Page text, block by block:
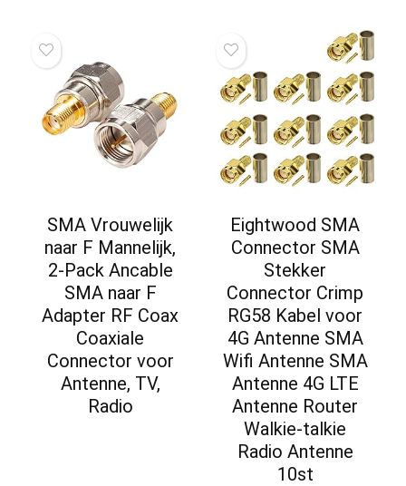
SMA Vrouwelijk
naar F Mannelijk,
2-Pack Ancable
SMA naar F
Adapter RF Coax
Coaxiale
Connector voor
Antenne, TV,
Radio
Eightwood SMA
Connector SMA
Stekker
Connector Crimp
RG58 Kabel voor
4G Antenne SMA
Wifi Antenne SMA
Antenne 4G LTE
Antenne Router
Walkie-talkie
Radio Antenne
10st